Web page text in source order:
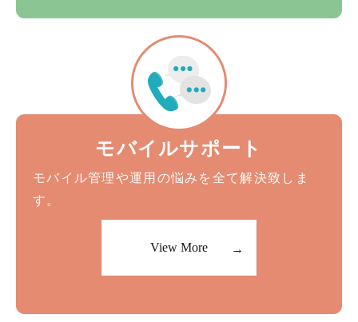
モバイルサポート
モバイル管理や運用の悩みを全て解決致しま
す。
View More